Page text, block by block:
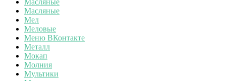
Масляные
Мел
Меловые
Меню ВКонтакте
Металл
Мокап
Молния
Мультики